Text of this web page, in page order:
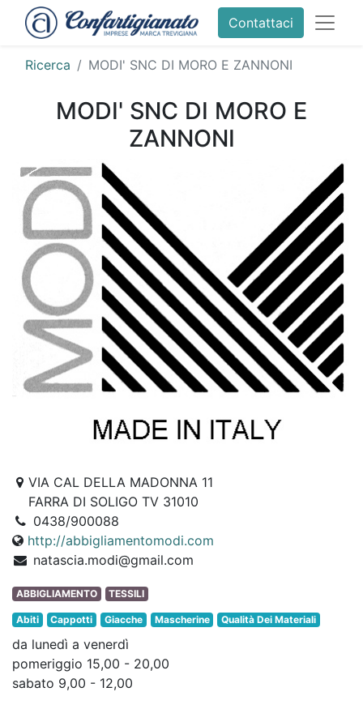
Contattaci
Ricerca MODI' SNC DI MORO E ZANNONI
MODI' SNC DI MORO E
ZANNONI
VIA CAL DELLA MADONNA 11
FARRA DI SOLIGO TV 31010
0438/900088
http://abbigliamentomodi.com
natascia.modi@gmail.com
ABBIGLIAMENTO TESSILI
Abiti Cappotti Giacche Mascherine Qualità Dei Materiali
da lunedì a venerdì
pomeriggio 15,00 - 20,00
sabato 9,00 - 12,00